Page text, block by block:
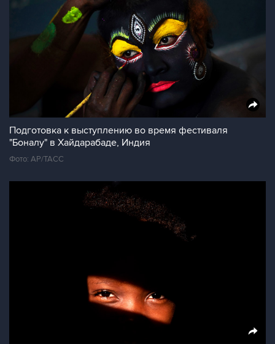
Подготовка к выступлению во время фестиваля
"Боналу" в Хайдарабаде, Индия
Фото: АР/ТАСС